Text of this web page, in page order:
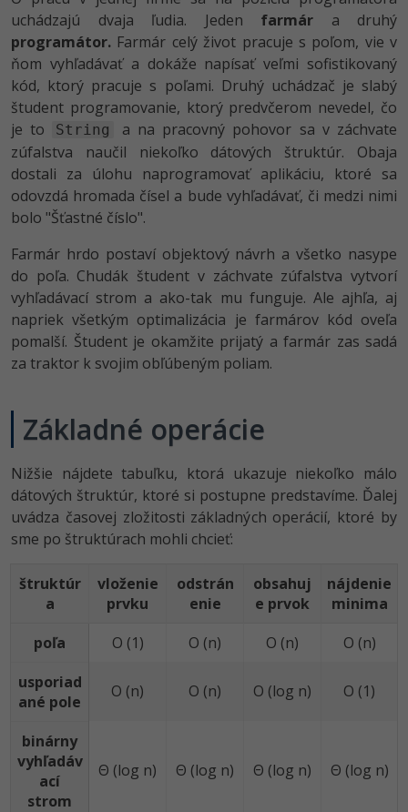
uchádzajú dvaja ľudia. Jeden farmár a druhý
programátor. Farmár celý život pracuje s poľom, vie v
ňom vyhľadávať a dokáže napísať veľmi sofistikovaný
kód, ktorý pracuje s poľami. Druhý uchádzač je slabý
študent programovanie, ktorý predvčerom nevedel, čo
je to
String
a na pracovný pohovor sa v záchvate
zúfalstva naučil niekoľko dátových štruktúr. Obaja
dostali za úlohu naprogramovať aplikáciu, ktoré sa
odovzdá hromada čísel a bude vyhľadávať, či medzi nimi
bolo "Šťastné číslo".
Farmár hrdo postaví objektový návrh a všetko nasype
do poľa. Chudák študent v záchvate zúfalstva vytvorí
vyhľadávací strom a ako-tak mu funguje. Ale ajhľa, aj
napriek všetkým optimalizácia je farmárov kód oveľa
pomalší. Študent je okamžite prijatý a farmár zas sadá
za traktor k svojim obľúbeným poliam.
Základné operácie
Nižšie nájdete tabuľku, ktorá ukazuje niekoľko málo
dátových štruktúr, ktoré si postupne predstavíme. Ďalej
uvádza časovej zložitosti základných operácií, ktoré by
sme po štruktúrach mohli chcieť:
štruktúr
a
vloženie
prvku
odstrán
enie
obsahuj
e prvok
nájdenie
minima
poľa
O (1) O (n) O (n)
O (n)
usporiad
ané pole
O (n) O (n) O (log n) O (1)
binárny
vyhľadáv
ací
strom
Θ (log n) Θ (log n) Θ (log n) Θ (log n)